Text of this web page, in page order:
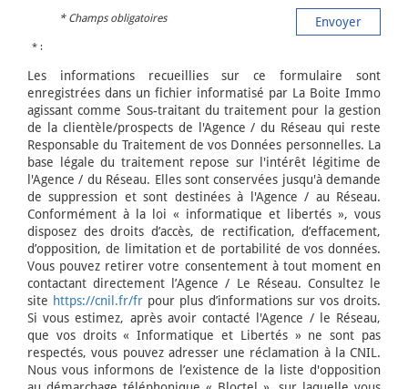
Envoyer
* Champs obligatoires
* :
Les informations recueillies sur ce formulaire sont
enregistrées dans un fichier informatisé par La Boite Immo
agissant comme Sous-traitant du traitement pour la gestion
de la clientèle/prospects de l'Agence / du Réseau qui reste
Responsable du Traitement de vos Données personnelles. La
base légale du traitement repose sur l'intérêt légitime de
l'Agence / du Réseau. Elles sont conservées jusqu'à demande
de suppression et sont destinées à l'Agence / au Réseau.
Conformément à la loi « informatique et libertés », vous
disposez des droits d’accès, de rectification, d’effacement,
d’opposition, de limitation et de portabilité de vos données.
Vous pouvez retirer votre consentement à tout moment en
contactant directement l’Agence / Le Réseau. Consultez le
site https://cnil.fr/fr pour plus d’informations sur vos droits.
Si vous estimez, après avoir contacté l'Agence / le Réseau,
que vos droits « Informatique et Libertés » ne sont pas
respectés, vous pouvez adresser une réclamation à la CNIL.
Nous vous informons de l’existence de la liste d'opposition